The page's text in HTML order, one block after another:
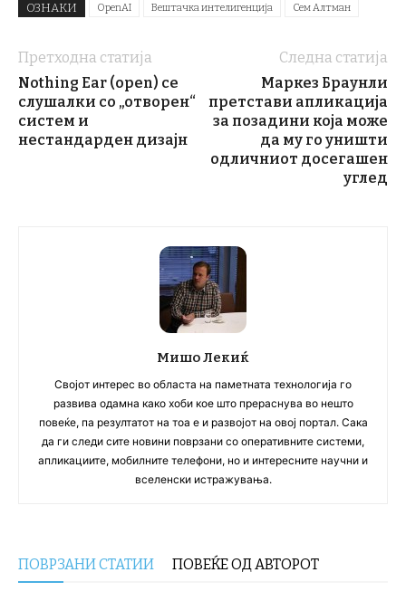
ОЗНАКИ OpenAI Вештачка интелигенција Сем Алтман
Претходна статија
Nothing Ear (open) се
слушалки со „отворен“
систем и
нестандарден дизајн
Следна статија
Маркез Браунли
претстави апликација
за позадини која може
да му го уништи
одличниот досегашен
углед
Мишо Лекиќ
Својот интерес во областа на паметната технологија го
развива одамна како хоби кое што прераснува во нешто
повеќе, па резултатот на тоа е и развојот на овој портал. Сака
да ги следи сите новини поврзани со оперативните системи,
апликациите, мобилните телефони, но и интересните научни и
вселенски истражувања.
ПОВРЗАНИ СТАТИИ ПОВЕЌЕ ОД АВТОРОТ